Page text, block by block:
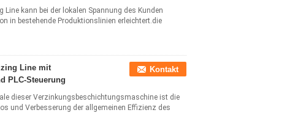
kann bei der lokalen Spannung des Kunden
in bestehende Produktionslinien erleichtert.die
Line mit
PLC-Steuerung
Kontakt
dieser Verzinkungsbeschichtungsmaschine ist die
und Verbesserung der allgemeinen Effizienz des